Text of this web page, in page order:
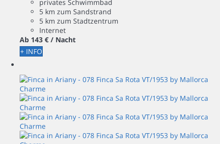
privates Schwimmbad
5 km zum Sandstrand
5 km zum Stadtzentrum
Internet
Ab 143 € / Nacht
+ INFO